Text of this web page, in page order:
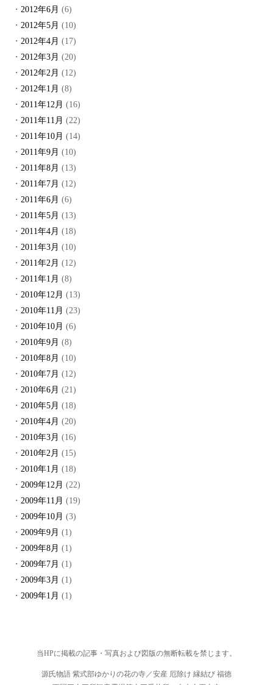
2012年6月 (6)
2012年5月 (10)
2012年4月 (17)
2012年3月 (20)
2012年2月 (12)
2012年1月 (8)
2011年12月 (16)
2011年11月 (22)
2011年10月 (14)
2011年9月 (10)
2011年8月 (13)
2011年7月 (12)
2011年6月 (6)
2011年5月 (13)
2011年4月 (18)
2011年3月 (10)
2011年2月 (12)
2011年1月 (8)
2010年12月 (13)
2010年11月 (23)
2010年10月 (6)
2010年9月 (8)
2010年8月 (10)
2010年7月 (12)
2010年6月 (21)
2010年5月 (18)
2010年4月 (20)
2010年3月 (16)
2010年2月 (15)
2010年1月 (18)
2009年12月 (22)
2009年11月 (19)
2009年10月 (3)
2009年9月 (1)
2009年8月 (1)
2009年7月 (1)
2009年3月 (1)
2009年1月 (1)
当HPに掲載の記事・写真および図版の無断転載を禁じます。
源氏物語 紫式部ゆかりの花の寺／安産 厄除け 縁結び 福徳